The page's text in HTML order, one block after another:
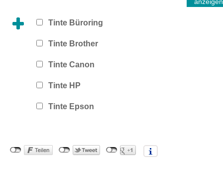
Tinte Büroring
Tinte Brother
Tinte Canon
Tinte HP
Tinte Epson